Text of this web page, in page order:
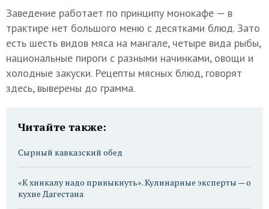
Заведение работает по принципу монокафе — в
трактире нет большого меню с десятками блюд. Зато
есть шесть видов мяса на мангале, четыре вида рыбы,
национальные пироги с разными начинками, овощи и
холодные закуски. Рецепты мясных блюд, говорят
здесь, выверены до грамма.
Читайте также:
Сырный кавказский обед
«К хинкалу надо привыкнуть». Кулинарные эксперты — о
кухне Дагестана